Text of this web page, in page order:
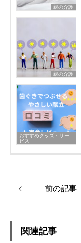
親の介護
親の介護
おすすめグッズ・サー
ビス
前の記事
関連記事